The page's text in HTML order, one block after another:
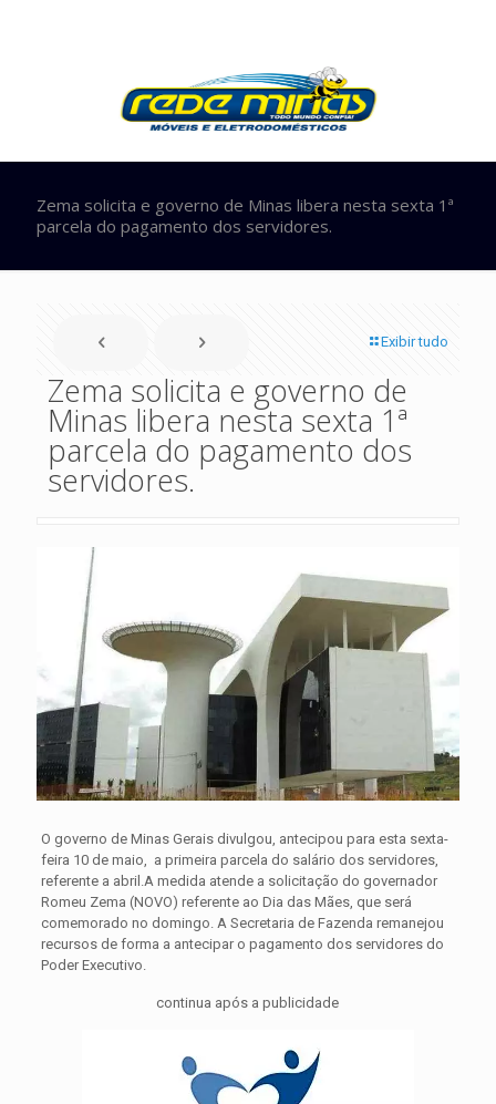
Zema solicita e governo de Minas libera nesta sexta 1ª
parcela do pagamento dos servidores.
Exibir tudo
Zema solicita e governo de
Minas libera nesta sexta 1ª
parcela do pagamento dos
servidores.
O governo de Minas Gerais divulgou, antecipou para esta sexta-
feira 10 de maio, a primeira parcela do salário dos servidores,
referente a abril.A medida atende a solicitação do governador
Romeu Zema (NOVO) referente ao Dia das Mães, que será
comemorado no domingo. A Secretaria de Fazenda remanejou
recursos de forma a antecipar o pagamento dos servidores do
Poder Executivo.
continua após a publicidade